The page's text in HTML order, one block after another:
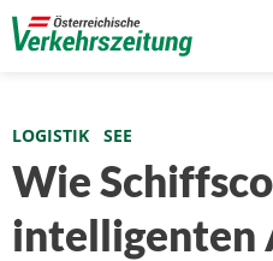
LOGISTIK SEE
Wie
intelligenten